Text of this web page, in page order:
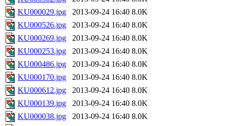
KU000029.jpg
2013-09-24 16:40 8.0K
KU000526.jpg
2013-09-24 16:40 8.0K
KU000269.jpg
2013-09-24 16:40 8.0K
KU000253.jpg
2013-09-24 16:40 8.0K
KU000486.jpg
2013-09-24 16:40 8.0K
KU000170.jpg
2013-09-24 16:40 8.0K
KU000612.jpg
2013-09-24 16:40 8.0K
KU000139.jpg
2013-09-24 16:40 8.0K
KU000038.jpg
2013-09-24 16:40 8.0K